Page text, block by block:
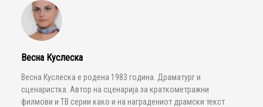
Весна Куслеска
Весна Куслеска е родена 1983 година. Драматург и
сценаристка. Автор на сценарија за краткометражни
филмови и ТВ серии како и на наградениот драмски текст